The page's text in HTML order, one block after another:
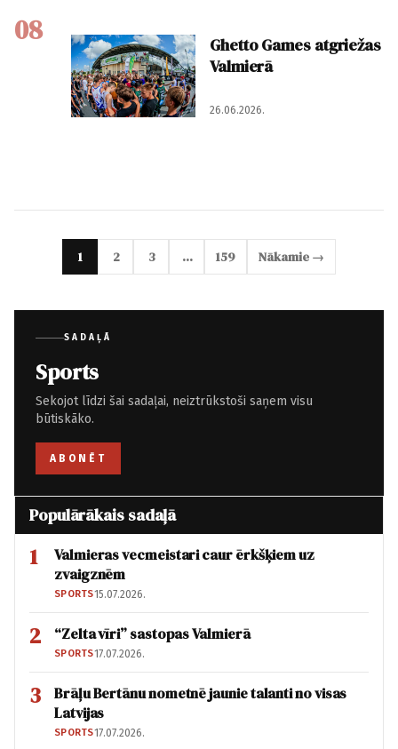
08
Ghetto Games atgriežas
Valmierā
26.06.2026.
1 2 3 … 159 Nākamie →
SADAĻĀ
Sports
Sekojot līdzi šai sadaļai, neiztrūkstoši saņem visu
būtiskāko.
ABONĒT
Populārākais sadaļā
1
Valmieras vecmeistari caur ērkšķiem uz
zvaigznēm
SPORTS15.07.2026.
2 “Zelta vīri” sastopas Valmierā
SPORTS17.07.2026.
3
Brāļu Bertānu nometnē jaunie talanti no visas
Latvijas
SPORTS17.07.2026.